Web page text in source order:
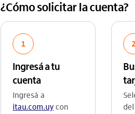
¿Cómo solicitar la cuenta?
1
Ingresá a tu
cuenta
Ingresá a
itau.com.uy con
2